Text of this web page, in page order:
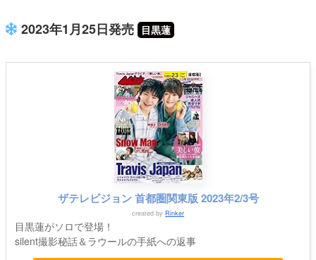
2023年1月25日発売 目黒蓮
ザテレビジョン 首都圏関東版 2023年2/3号
created by Rinker
目黒蓮がソロで登場！
silent撮影秘話＆ラウールの手紙への返事